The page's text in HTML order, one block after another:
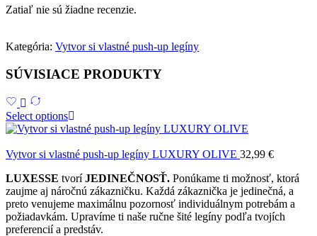
Zatiaľ nie sú žiadne recenzie.
Kategória: Vytvor si vlastné push-up legíny
SÚVISIACE PRODUKTY
Select options
Vytvor si vlastné push-up legíny LUXURY OLIVE 32,99 €
LUXESSE tvoríJEDINEČNOSŤ. Ponúkame ti možnosť, ktorá
zaujme aj náročnú zákazničku. Každá zákaznička je jedinečná, a
preto venujeme maximálnu pozornosť individuálnym potrebám a
požiadavkám. Upravíme ti naše ručne šité legíny podľa tvojích
preferencií a predstáv.